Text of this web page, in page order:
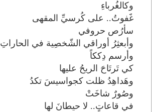
وكالغُرباءِ
غَََفوتُ.. على كُرسيِّ المقهى
سأرُص حروفي
وأبعثِرُ أوراقي الشّخصِية في الحاراتِ
وأرسم دِككاً
كي تَرتَاحَ الريحُ عليها
وهَداهِدُ ظلت كجواسيسَ تكدُ
وصُورٌ شاخَتْ
في قاعاتٍ.. لا حيطانَ لها